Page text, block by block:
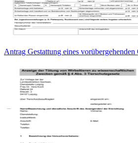
Antrag Gestattung eines vorübergehenden